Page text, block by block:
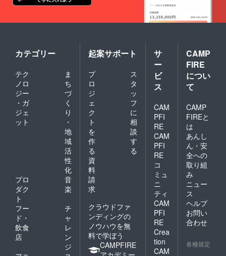
カテゴリー
テク
ノロ
ジー
・ガ
ジェ
ット
ま
ち
づ
く
り
・
地
域
活
性
化
プロ
ダク
ト
音
楽
フー
ド・
飲食
店
チ
ャ
レ
ン
ジ
起案サポート
プ
ロ
ジ
ェ
ク
ト
を
作
る
ス
タ
ッ
フ
に
相
談
す
る
資
料
請
求
クラウドファ
ンディングの
ノウハウを無
料で学ぼう
CAMPFIRE
サ
ー
ビ
ス
CAM
PFI
RE
CAM
PFI
RE
コ
ミュ
ニ
ティ
CAM
PFI
RE
Crea
tion
CAM
CAMP
FIRE
につい
て
CAMP
FIREと
は
あんし
ん・安
全への
取り組
み
ニュー
ス
ヘルプ
お問い
合わせ
各種規定